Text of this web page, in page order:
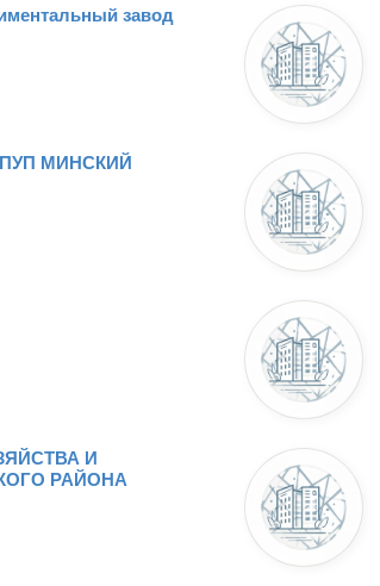
завод
МИНСКИЙ
И
РАЙОНА